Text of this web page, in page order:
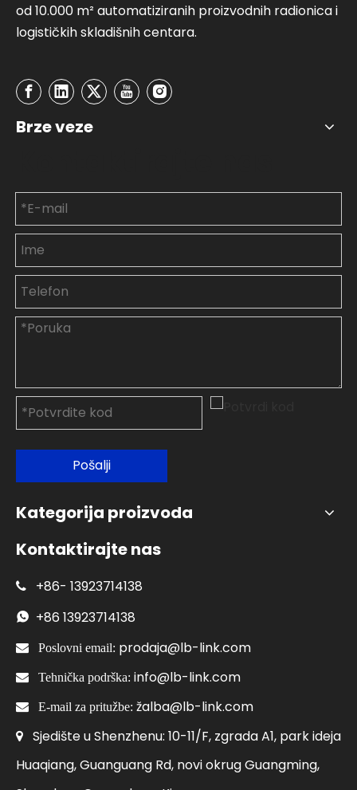
od 10.000 m² automatiziranih proizvodnih radionica i
logističkih skladišnih centara.
Brze veze
Pošalji
Kategorija proizvoda
Kontaktirajte nas
 +86- 13923714138
 +86 13923714138
 Poslovni email: prodaja@lb-link.com
 Tehnička podrška: info@lb-link.com
 E-mail za pritužbe: žalba@lb-link.com
 Sjedište u Shenzhenu: 10-11/F, zgrada A1, park ideja
Huaqiang, Guanguang Rd, novi okrug Guangming,